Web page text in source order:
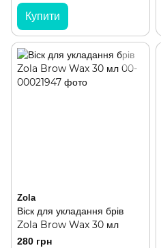
Купити
Zola
Віск для укладання брів
Zola Brow Wax 30 мл
280 грн